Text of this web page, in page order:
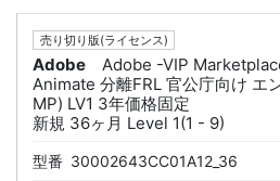
売り切り版(ライセンス)
Adobe
Adobe -VIP
Animate 分離FRL 官公庁向け エ
MP) LV1 3年価格固定
新規 36ヶ月 Level 1(1 - 9)
型番 30002643CC01A12_36